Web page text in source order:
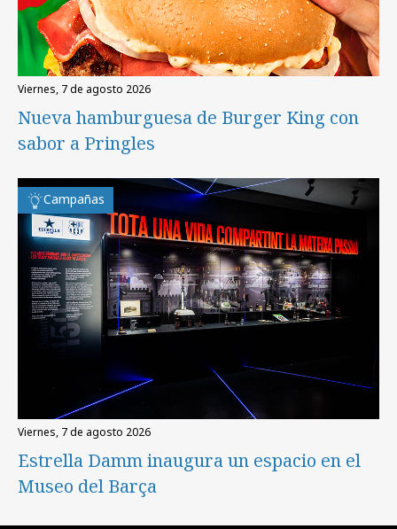
viernes, 7 de agosto 2026
Nueva hamburguesa de Burger King con
sabor a Pringles
Campañas
viernes, 7 de agosto 2026
Estrella Damm inaugura un espacio en el
Museo del Barça